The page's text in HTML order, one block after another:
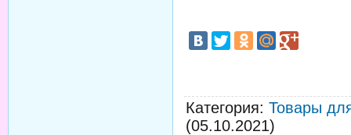
Категория: Товары
(05.10.2021)